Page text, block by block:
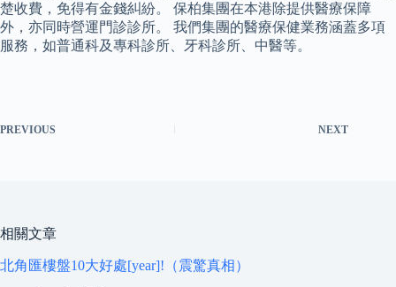
楚收費，免得有金錢糾紛。 保柏集團在本港除提供醫療保障
外，亦同時營運門診診所。 我們集團的醫療保健業務涵蓋多項
服務，如普通科及專科診所、牙科診所、中醫等。
PREVIOUS NEXT
相關文章
北角匯樓盤10大好處[year]!（震驚真相）